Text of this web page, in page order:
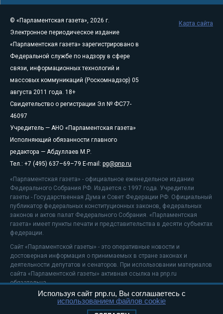
© «Парламентская газета», 2026 г.
Электронное периодическое издание
«Парламентская газета» зарегистрировано в
Федеральной службе по надзору в сфере
связи, информационных технологий и
массовых коммуникаций (Роскомнадзор) 05
августа 2011 года. 18+
Свидетельство о регистрации Эл № ФС77-
46097
Учредитель — АНО «Парламентская газета»
Исполняющий обязанности главного
редактора — Абдуллаев М.Р.
Тел.: +7 (495) 637–69–79 E-mail: pg@pnp.ru
«Парламентская газета» - официальное еженедельное издание
Федерального Собрания РФ. Издается с 1997 года. Учредители
газеты - Государственная Дума и Совет Федерации РФ. Официальный
публикатор федеральных конституционных законов, федеральных
законов и актов палат Федерального Собрания. «Парламентская
газета» имеет пункты печати и представительства в десяти субъектах
федерации.
Сайт «Парламентской газеты» - это оперативные новости и
достоверная информация о принимаемых в стране законах и
деятельности депутатов и сенаторов. При использовании материалов
сайта «Парламентской газеты» активная ссылка на pnp.ru
обязательна.
На информационном ресурсе применяютсярекомендательные
Карта сайта
Используя сайт pnp.ru, Вы соглашаетесь с
использованием файлов cookie